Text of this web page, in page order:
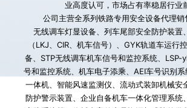
业高度认可，市场占有率稳居行业
无线调车灯显设备、列车尾部安全防护装置
（LKJ、CIR、机车信号）、GYK轨道车运行
备、STP无线调车机车信号和监控系统、LSP-
号和监控系统、机车电子添乘、AEI车号识别
一体机、智能风速监测仪、流动式装卸机械安
防护警示装置、企业自备机车一体化管理系统